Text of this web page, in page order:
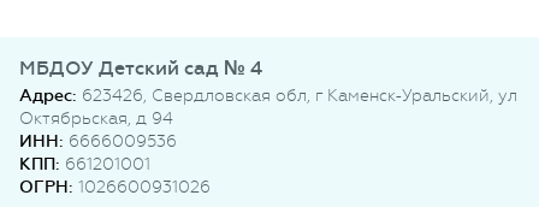
МБДОУ Детский сад № 4
Адрес: 623426, Свердловская обл, г Каменск-Уральский, ул
Октябрьская, д 94
ИНН: 6666009536
КПП: 661201001
ОГРН: 1026600931026